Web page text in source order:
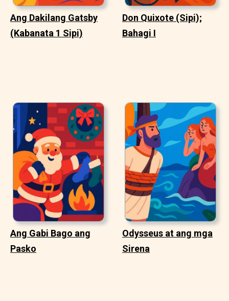
Ang Dakilang Gatsby
(Kabanata 1 Sipi)
Don Quixote (Sipi);
Bahagi I
Ang Gabi Bago ang
Pasko
Odysseus at ang mga
Sirena